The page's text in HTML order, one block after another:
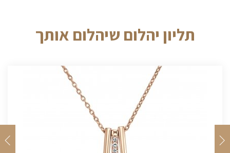
תליון יהלום שיהלום אותך